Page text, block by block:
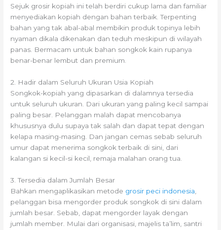
Sejuk grosir kopiah ini telah berdiri cukup lama dan familiar
menyediakan kopiah dengan bahan terbaik. Terpenting
bahan yang tak abal-abal membikin produk topinya lebih
nyaman dikala dikenakan dan teduh meskipun di wilayah
panas. Bermacam untuk bahan songkok kain rupanya
benar-benar lembut dan premium.
2. Hadir dalam Seluruh Ukuran Usia Kopiah
Songkok-kopiah yang dipasarkan di dalamnya tersedia
untuk seluruh ukuran. Dari ukuran yang paling kecil sampai
paling besar. Pelanggan malah dapat mencobanya
khususnya dulu supaya tak salah dan dapat tepat dengan
kelapa masing-masing. Dan jangan cemas sebab seluruh
umur dapat menerima songkok terbaik di sini, dari
kalangan si kecil-si kecil, remaja malahan orang tua.
3. Tersedia dalam Jumlah Besar
Bahkan mengaplikasikan metode grosir peci indonesia
pelanggan bisa mengorder produk songkok di sini dalam
jumlah besar. Sebab, dapat mengorder layak dengan
jumlah member. Mulai dari organisasi, majelis ta’lim, santri